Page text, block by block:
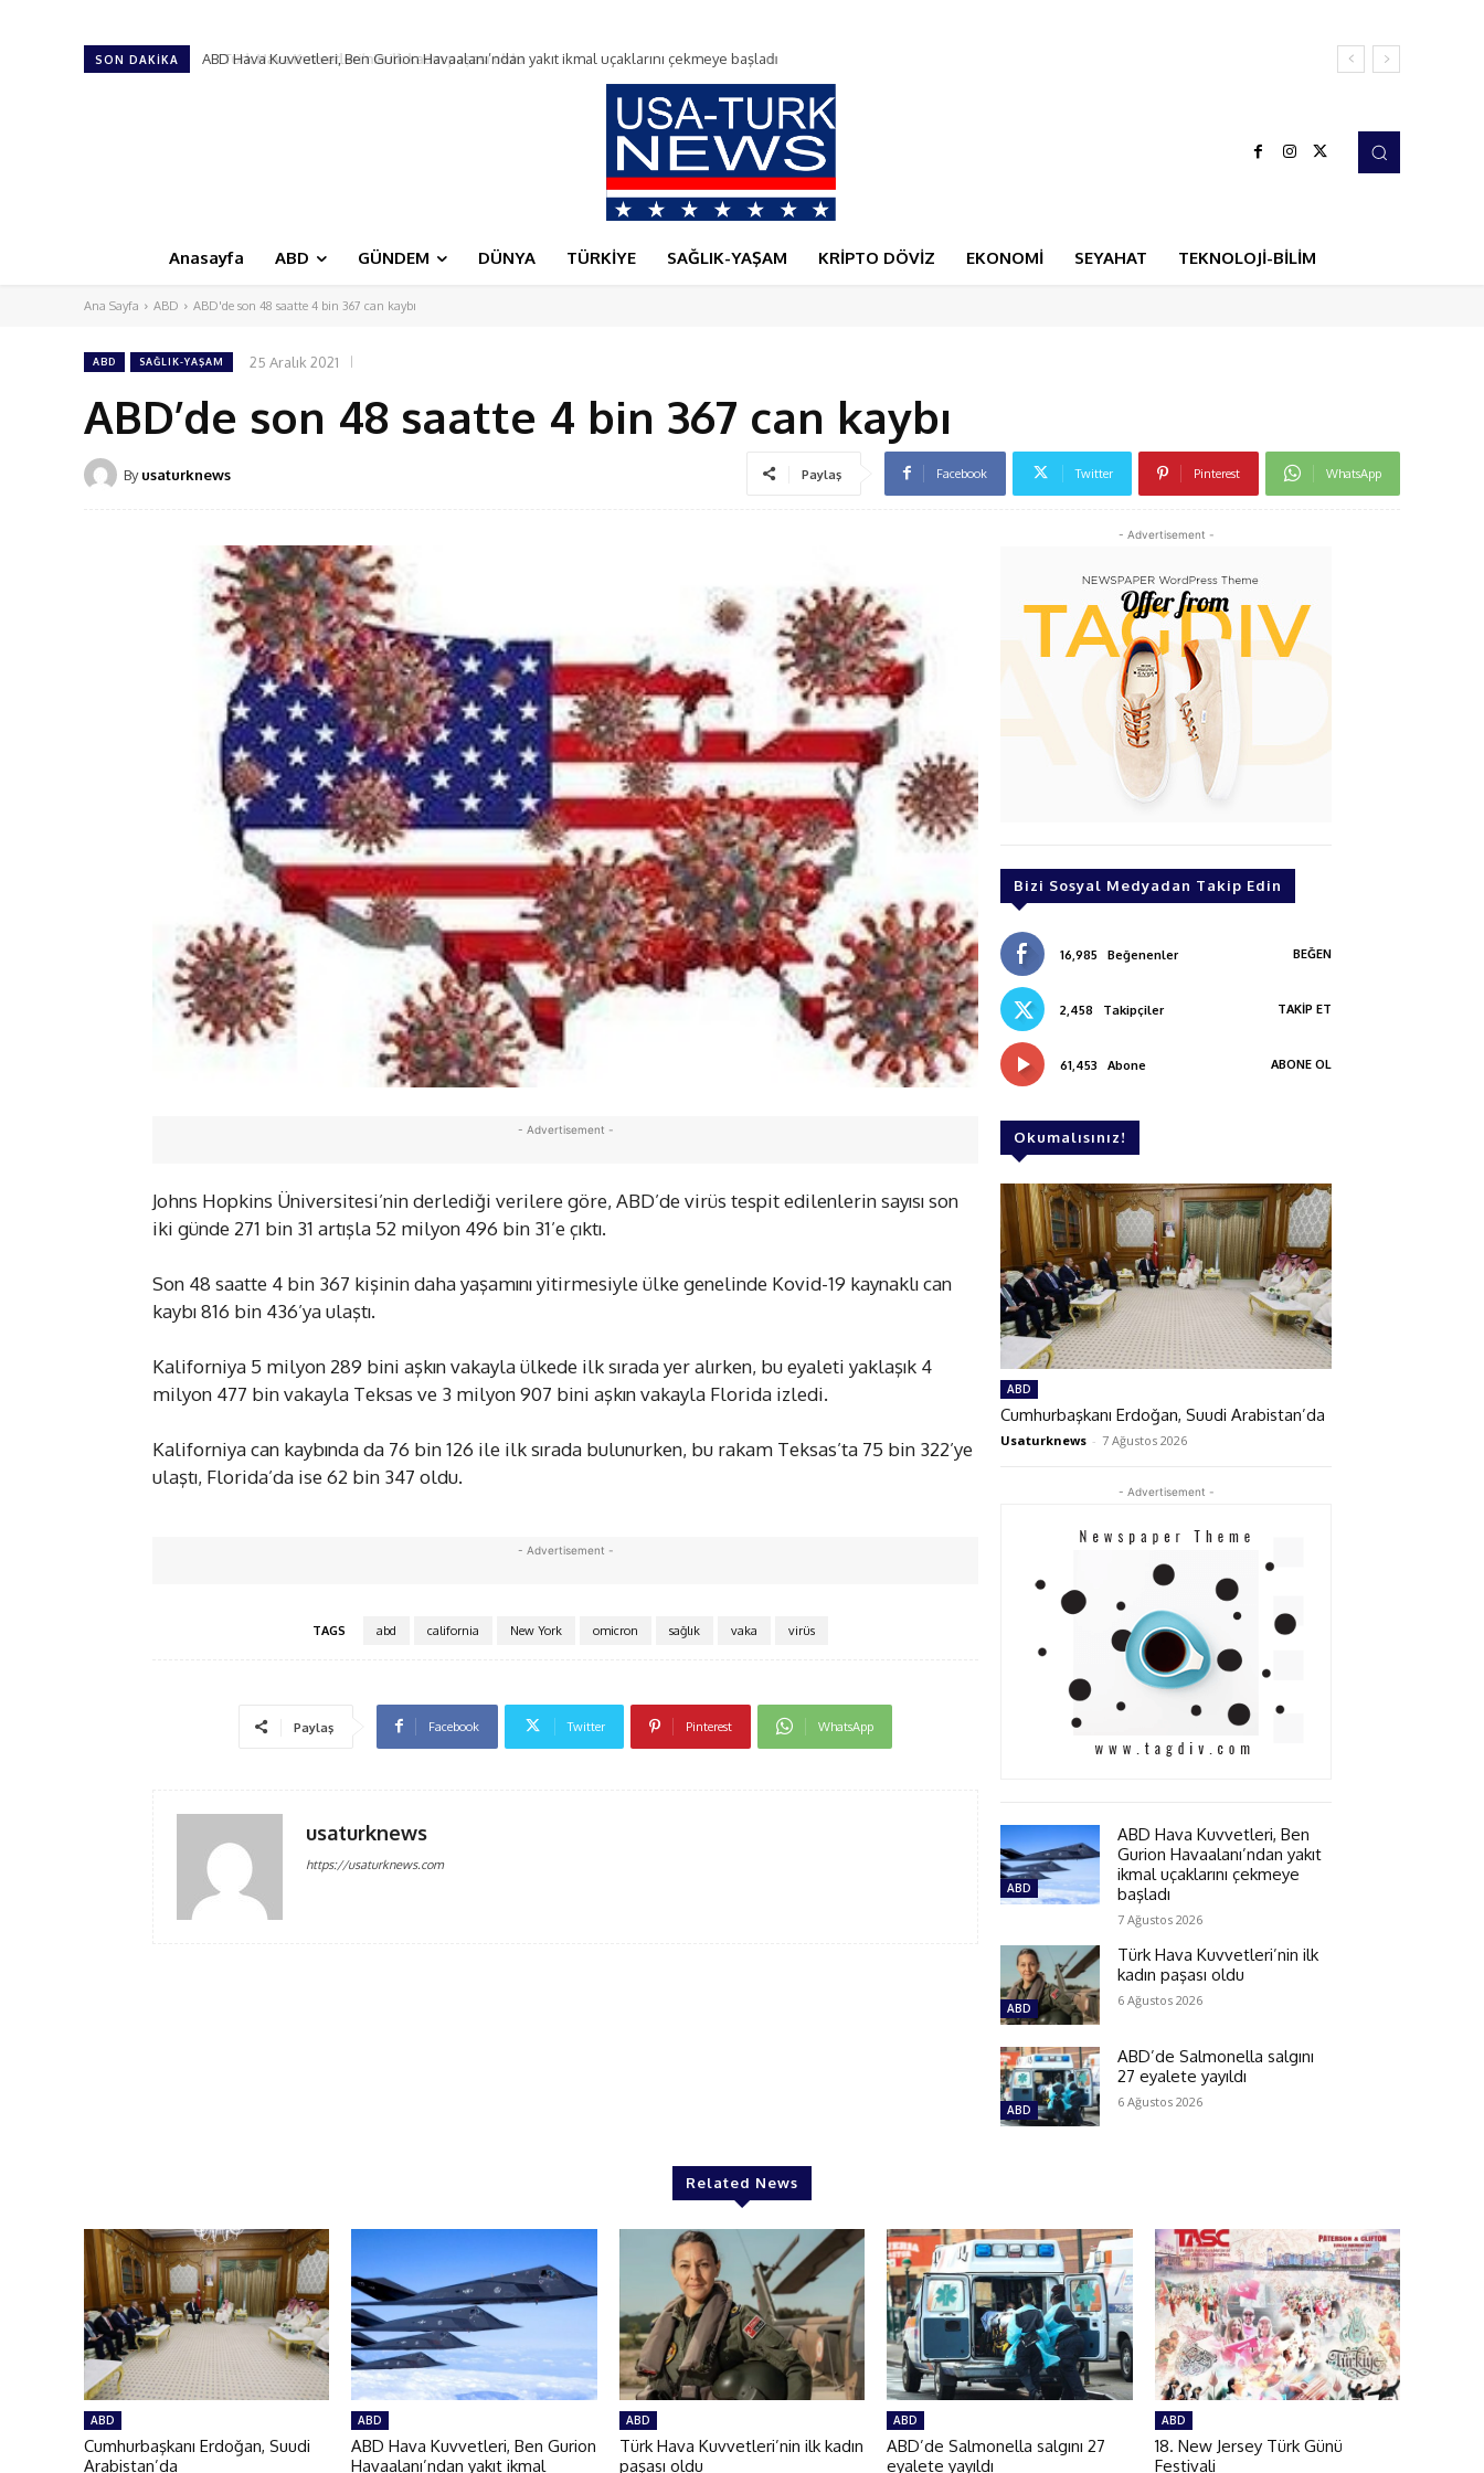
SON DAKIKA Türk Hava Kuvvetleri’nin ilk kadın paşası oldu
Anasayfa ABD GÜNDEM DÜNYA TÜRKİYE SAĞLIK-YAŞAM KRİPTO DÖVİZ EKONOMİ SEYAHAT TEKNOLOJİ-BİLİM
Ana Sayfa ABD ABD'de son 48 saatte 4 bin 367 can kaybı
ABD SAĞLIK-YAŞAM 25 Aralık 2021
ABD’de son 48 saatte 4 bin 367 can kaybı
By usaturknews Paylaş Facebook Twitter Pinterest WhatsApp
- Advertisement -
Johns Hopkins Üniversitesi’nin derlediği verilere göre, ABD’de virüs tespit edilenlerin sayısı son
iki günde 271 bin 31 artışla 52 milyon 496 bin 31’e çıktı.
Son 48 saatte 4 bin 367 kişinin daha yaşamını yitirmesiyle ülke genelinde Kovid-19 kaynaklı can
kaybı 816 bin 436’ya ulaştı.
Kaliforniya 5 milyon 289 bini aşkın vakayla ülkede ilk sırada yer alırken, bu eyaleti yaklaşık 4
milyon 477 bin vakayla Teksas ve 3 milyon 907 bini aşkın vakayla Florida izledi.
Kaliforniya can kaybında da 76 bin 126 ile ilk sırada bulunurken, bu rakam Teksas’ta 75 bin 322’ye
ulaştı, Florida’da ise 62 bin 347 oldu.
- Advertisement -
TAGS abd california New York omicron sağlık vaka virüs
Paylaş Facebook Twitter Pinterest WhatsApp
usaturknews
https://usaturknews.com
- Advertisement -
Bizi Sosyal Medyadan Takip Edin
16,985 Beğenenler BEĞEN
2,458 Takipçiler TAKIP ET
61,453 Abone ABONE OL
Okumalısınız!
ABD
Cumhurbaşkanı Erdoğan, Suudi Arabistan’da
Usaturknews - 7 Ağustos 2026
- Advertisement -
ABD
ABD Hava Kuvvetleri, Ben
Gurion Havaalanı’ndan yakıt
ikmal uçaklarını çekmeye
başladı
7 Ağustos 2026
ABD
Türk Hava Kuvvetleri’nin ilk
kadın paşası oldu
6 Ağustos 2026
ABD
ABD’de Salmonella salgını
27 eyalete yayıldı
6 Ağustos 2026
Related News
ABD
Cumhurbaşkanı Erdoğan, Suudi
Arabistan’da
ABD
ABD Hava Kuvvetleri, Ben Gurion
Havaalanı’ndan yakıt ikmal
ABD
Türk Hava Kuvvetleri’nin ilk kadın
paşası oldu
ABD
ABD’de Salmonella salgını 27
eyalete yayıldı
ABD
18. New Jersey Türk Günü
Festivali